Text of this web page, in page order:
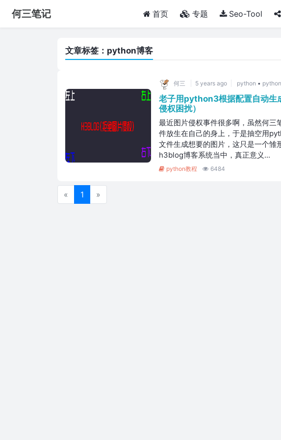
何三笔记 首页(current)专题 Seo-Tool
文章标签：python博客
何三 5 years ago python •
老子用python3根据配置自动生
侵权困扰）
最近图片侵权事件很多啊，虽然何三
件放生在自己的身上，于是抽空用
文件生成想要的图片，这只是一个雏
h3blog博客系统当中，真正意义...
python教程 6484
« 1 »